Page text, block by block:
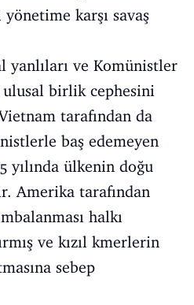
karşı savaş
yanlıları ve Komünistler
birlik cephesini
tarafından da
baş edemeyen
yılında ülkenin doğu
Amerika tarafından
halkı
ve kızıl kmerlerin
sebep